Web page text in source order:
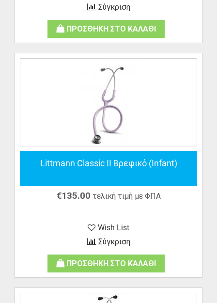
Σύγκριση
ΠΡΟΣΘΗΚΗ ΣΤΟ ΚΑΛΑΘΙ
Littmann Classic II Βρεφικό (Infant)
€135.00 τελική τιμή με ΦΠΑ
Wish List
Σύγκριση
ΠΡΟΣΘΗΚΗ ΣΤΟ ΚΑΛΑΘΙ